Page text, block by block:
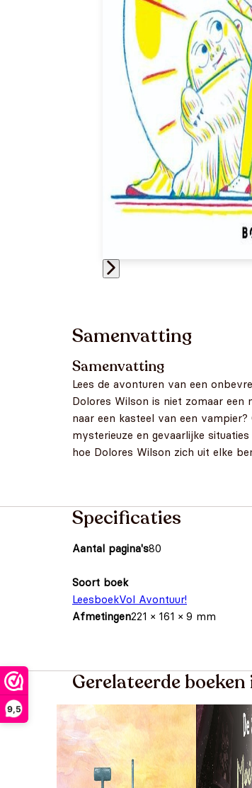
9,5
Samenvatting
Samenvatting
Lees de avonturen van een
Dolores Wilson is niet zomaar een
naar een kasteel van een
mysterieuze en gevaarlijke
hoe Dolores Wilson zich uit elke
Specificaties
Aantal pagina's80
Soort boek
LeesboekVol Avontuur!
Afmetingen221 × 161 × 9 mm
Gerelateerde